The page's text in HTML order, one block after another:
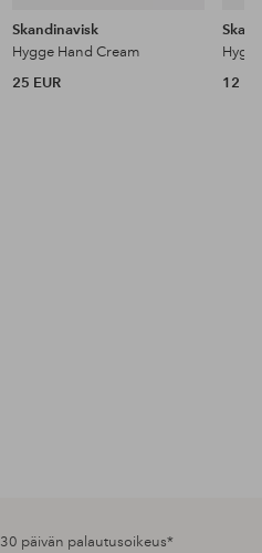
Skandinavisk
Hygge Hand Cream
25 EUR
12
30 päivän palautusoikeus*